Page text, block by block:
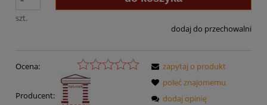
szt.
dodaj do przechowalni
Ocena:
Producent:
zapytaj o produkt
poleć znajomemu
dodaj opinię